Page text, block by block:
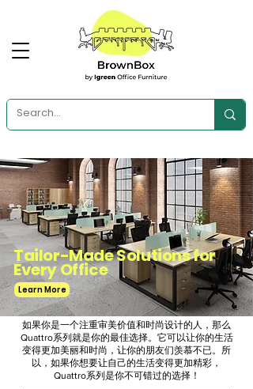
Tailor-Made Solutions for
Every Office
Learn More
如果你是一个注重审美价值和时尚设计的人，那么
Quattro系列就是你的最佳选择。它可以让你的生活
变得更加美丽和时尚，让你的朋友们羡慕不已。所
以，如果你想要让自己的生活变得更加精彩，
Quattro系列是你不可错过的选择！